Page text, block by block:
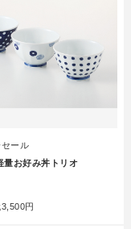
ール
量お好み丼トリオ
3,500円